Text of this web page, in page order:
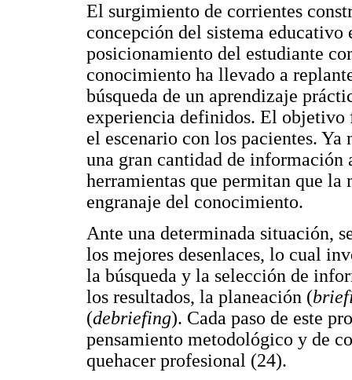
El surgimiento de corrientes
concepción del sistema
posicionamiento del estudiante
conocimiento ha llevado a
búsqueda de un aprendizaje
experiencia definidos. El objetivo
el escenario con los pacientes.
una gran cantidad de
herramientas que permitan que la
engranaje del conocimiento.
Ante una determinada situación,
los mejores desenlaces, lo cual
la búsqueda y la selección de
los resultados, la planeación (
(debriefing). Cada paso de este
pensamiento metodológico y de
quehacer profesional (24).